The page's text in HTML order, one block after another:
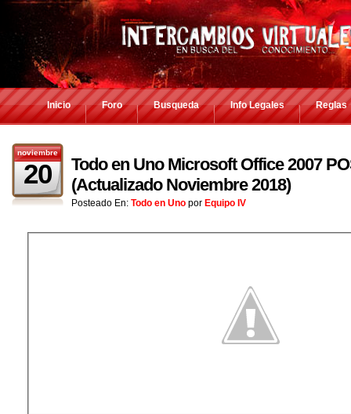
Inicio Foro Busqueda Info Legales Reglas
noviembre
20
Todo en Uno Microsoft Office 2007
(Actualizado Noviembre 2018)
Posteado En: Todo en Uno por Equipo IV